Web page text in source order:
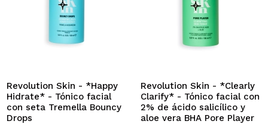
Revolution Skin - *Happy
Hidrate* - Tónico facial
con seta Tremella Bouncy
Drops
Revolution Skin - *Clearly
Clarify* - Tónico facial con
2% de ácido salicílico y
aloe vera BHA Pore Player